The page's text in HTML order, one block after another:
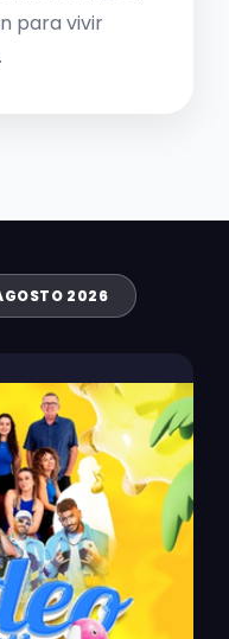
para vivir
2026